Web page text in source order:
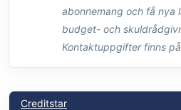
abonnemang och få nya
budget- och
Kontaktuppgifter finns
Creditstar